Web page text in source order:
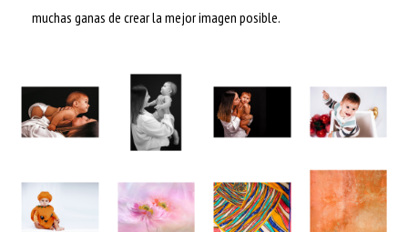
muchas ganas de crear la mejor imagen posible.